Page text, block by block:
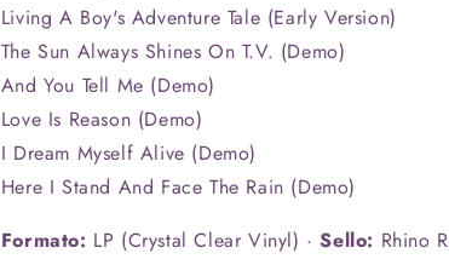
Living A Boy's Adventure Tale (Early Version)
The Sun Always Shines On T.V. (Demo)
And You Tell Me (Demo)
Love Is Reason (Demo)
I Dream Myself Alive (Demo)
Here I Stand And Face The Rain (Demo)
Formato: LP (Crystal Clear Vinyl) ·Sello: Rhino